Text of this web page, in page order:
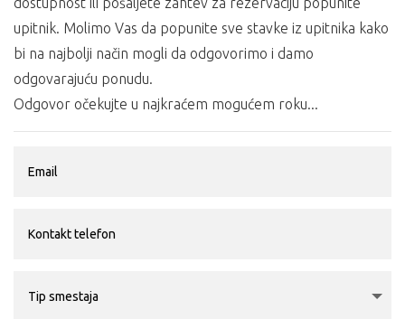
upitnik. Molimo Vas da popunite sve stavke iz upitnika kako
bi na najbolji način mogli da odgovorimo i damo
odgovarajuću ponudu.
Odgovor očekujte u najkraćem mogućem roku...